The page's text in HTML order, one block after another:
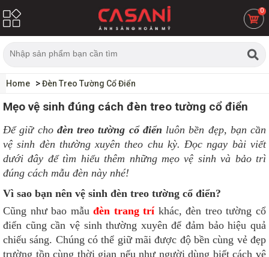
0
Home Đèn Treo Tường Cổ Điển
Mẹo vệ sinh đúng cách đèn treo tường cổ điển
Để giữ cho đèn treo tường cổ điển luôn bền đẹp, bạn cần
vệ sinh đèn thường xuyên theo chu kỳ. Đọc ngay bài viết
dưới đây để tìm hiểu thêm những mẹo vệ sinh và bảo trì
đúng cách mẫu đèn này nhé!
Vì sao bạn nên vệ sinh đèn treo tường cổ điển?
Cũng như bao mẫuđèn trang tríkhác, đèn treo tường cổ
điển cũng cần vệ sinh thường xuyên để đảm bảo hiệu quả
chiếu sáng. Chúng có thể giữ mãi được độ bền cùng vẻ đẹp
trường tồn cùng thời gian nếu như người dùng biết cách vệ